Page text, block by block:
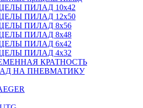
ПИЛАД 10х42
ПИЛАД 12х50
ПИЛАД 8х56
ПИЛАД 8х48
ПИЛАД 6х42
ПИЛАД 4х32
КРАТНОСТЬ
НА ПНЕВМАТИКУ